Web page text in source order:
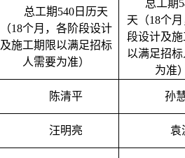
总工期540日历天
（18个月，各阶段设计
及施工期限以满足招标
人需要为准）
总工期
天（18个
段设计及
以满足招
为准
陈清平 孙
汪明亮 袁